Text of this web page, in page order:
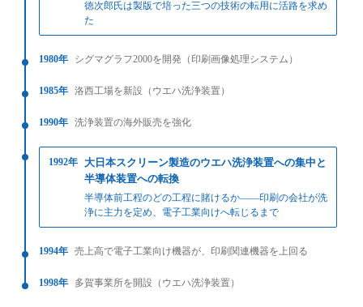
徳次郎氏は製版で培った三つの技術の転用に活路を求め
た
1980年 シグマグラフ2000を開発（印刷画像処理システム）
1985年 洛西工場を新設（ウエハ洗浄装置）
1990年 洗浄装置の海外販売を強化
1992年 大日本スクリーン製造のウエハ洗浄装置への集中と
半導体装置への転換
半導体前工程のどの工程に賭けるか——印刷の会社が洗
浄に主力を定め、電子工業向けへ転じるまで
1994年 売上高で電子工業向け機器が、印刷関連機器を上回る
1998年 多賀事業所を開設（ウエハ洗浄装置）